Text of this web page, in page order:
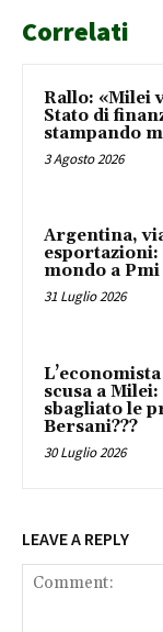
Correlati
Rallo: «Milei
Stato di
stampando
3 Agosto 2026
Argentina,
mondo a
31 Luglio 2026
scusa a
sbagliato le
Bersani???
30 Luglio 2026
LEAVE A REPLY